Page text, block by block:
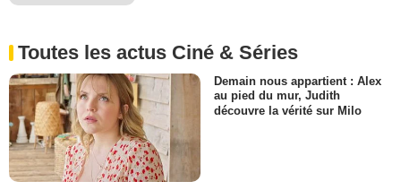
Toutes les actus Ciné & Séries
Demain nous appartient : Alex
au pied du mur, Judith
découvre la vérité sur Milo